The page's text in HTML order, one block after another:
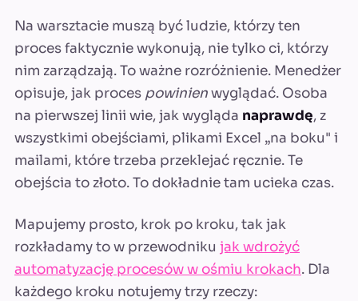
Na warsztacie muszą być ludzie, którzy ten
proces faktycznie wykonują, nie tylko ci, którzy
nim zarządzają. To ważne rozróżnienie. Menedżer
opisuje, jak proces powinienwyglądać. Osoba
na pierwszej linii wie, jak wygląda naprawdę, z
wszystkimi obejściami, plikami Excel „na boku" i
mailami, które trzeba przeklejać ręcznie. Te
obejścia to złoto. To dokładnie tam ucieka czas.
Mapujemy prosto, krok po kroku, tak jak
rozkładamy to w przewodniku jak wdrożyć
automatyzację procesów w ośmiu krokach. Dla
każdego kroku notujemy trzy rzeczy: